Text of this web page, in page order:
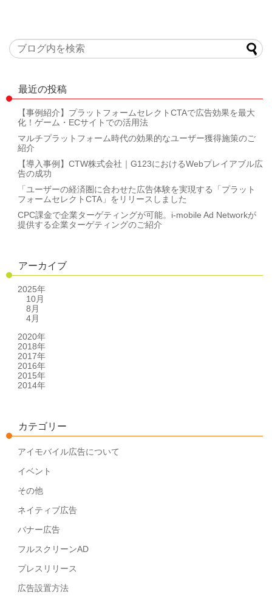
最近の投稿
【事例紹介】プラットフォームセレクトCTAで広告効果を最大
化！ゲーム・ECサイトでの活用法
マルチプラットフォーム時代の効果的なユーザー獲得施策のご
紹介
【導入事例】CTW株式会社｜G123におけるWebプレイアブル広
告の成功
「ユーザーの経済圏に合わせた広告体験を実現する「プラット
フォームセレクトCTA」をリリースしました
CPC課金で企業ターゲティングが可能。i-mobile Ad Networkが
提供する企業ターゲティングのご紹介
アーカイブ
2025年
10月
8月
4月
2020年
2018年
2017年
2016年
2015年
2014年
カテゴリー
アイモバイル広告について
イベント
その他
ネイティブ広告
バナー広告
フルスクリーンAD
プレスリリース
広告設置方法